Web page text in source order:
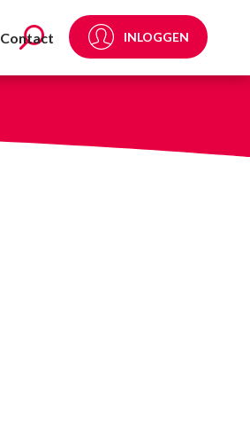
Contact INLOGGEN